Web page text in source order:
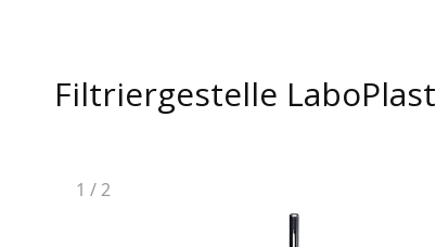
Filtriergestelle LaboPlast
1 /2